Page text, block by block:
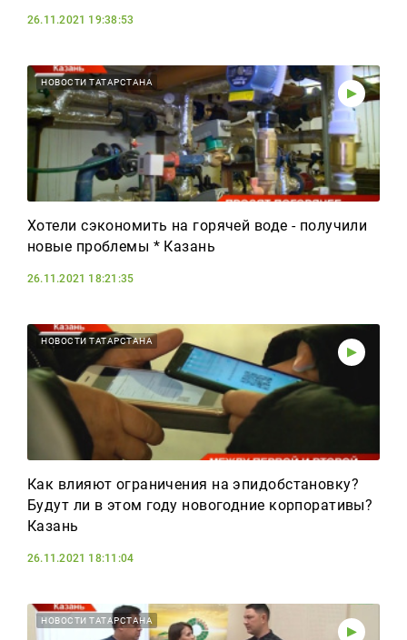
26.11.2021 19:38:53
НОВОСТИ ТАТАРСТАНА
Хотели сэкономить на горячей воде - получили
новые проблемы * Казань
26.11.2021 18:21:35
НОВОСТИ ТАТАРСТАНА
Как влияют ограничения на эпидобстановку?
Будут ли в этом году новогодние корпоративы?
Казань
26.11.2021 18:11:04
НОВОСТИ ТАТАРСТАНА